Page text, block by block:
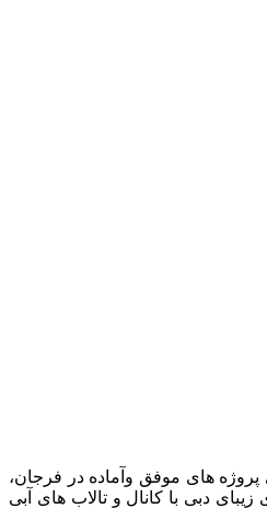
های موفق وآماده در فرجان،
شهرک های زیبای دبی با کانال و تالاب های آبی